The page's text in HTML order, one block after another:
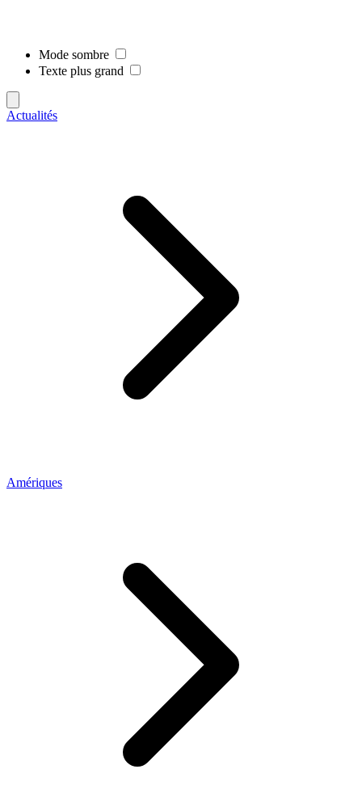
Mode sombre
Texte plus grand
Actualités
Amériques